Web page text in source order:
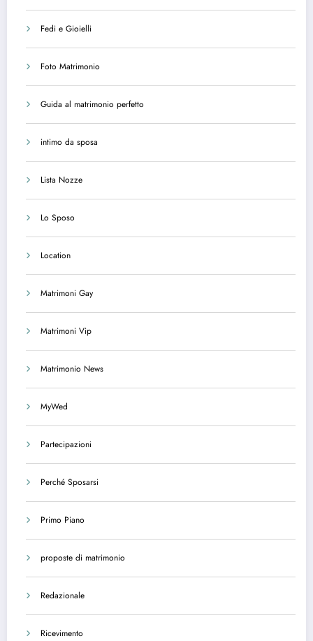
Fedi e Gioielli
Foto Matrimonio
Guida al matrimonio perfetto
intimo da sposa
Lista Nozze
Lo Sposo
Location
Matrimoni Gay
Matrimoni Vip
Matrimonio News
MyWed
Partecipazioni
Perché Sposarsi
Primo Piano
proposte di matrimonio
Redazionale
Ricevimento